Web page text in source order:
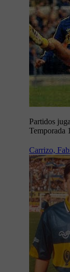
Partidos
Temporada
Carrizo,